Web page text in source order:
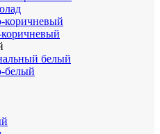
коричневый
белый
белый